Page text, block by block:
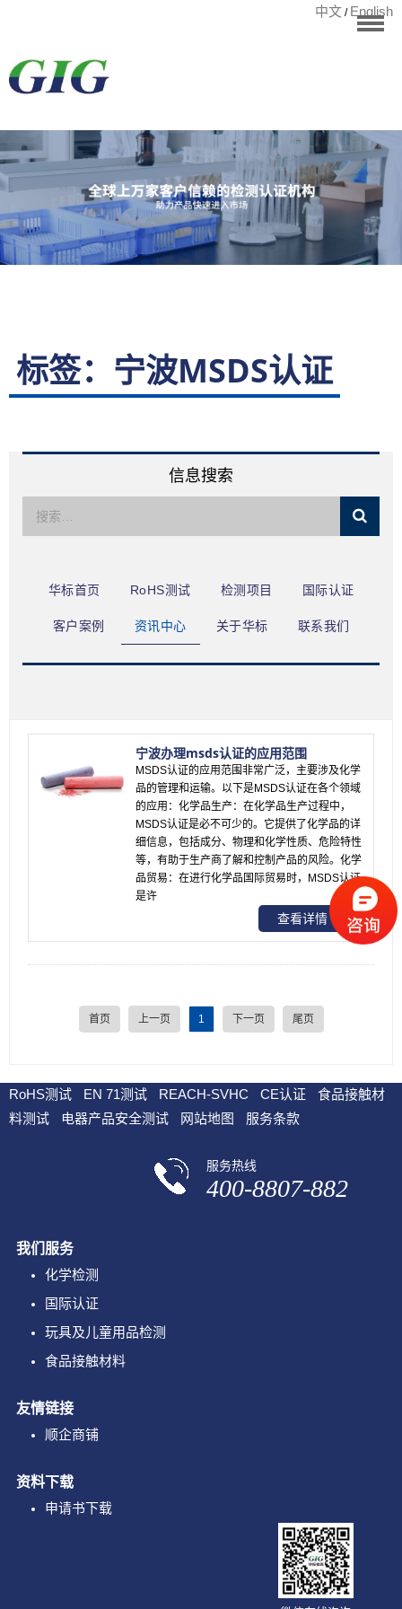
检测项目
国际认证
客户案例
资讯中心
中文 / English
宁波华标检测有
标签：宁波MSDS认证
信息搜索
华标首页 RoHS测试 检测项目 国际认证
客户案例 资讯中心 关于华标 联系我们
宁波办理msds认证的应用范围
MSDS认证的应用范围非常广泛，主要涉及化学
品的管理和运输。以下是MSDS认证在各个领域
的应用：化学品生产：在化学品生产过程中，
MSDS认证是必不可少的。它提供了化学品的详
细信息，包括成分、物理和化学性质、危险特性
等，有助于生产商了解和控制产品的风险。化学
品贸易：在进行化学品国际贸易时，MSDS认证
是许
查看详情
首页 上一页 1 下一页 尾页
RoHS测试 EN 71测试 REACH-SVHC CE认证
食品接触材
料测试
电器产品安全测试 网站地图 服务条款
服务热线
400-8807-882
我们服务
化学检测
国际认证
玩具及儿童用品检测
食品接触材料
友情链接
顺企商铺
资料下载
申请书下载